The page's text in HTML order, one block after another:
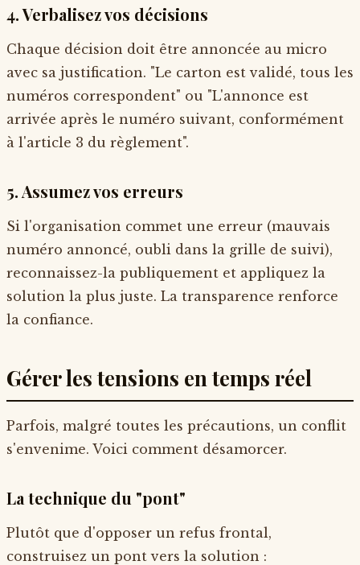
4. Verbalisez vos décisions
Chaque décision doit être annoncée au micro
avec sa justification. "Le carton est validé, tous les
numéros correspondent" ou "L'annonce est
arrivée après le numéro suivant, conformément
à l'article 3 du règlement".
5. Assumez vos erreurs
Si l'organisation commet une erreur (mauvais
numéro annoncé, oubli dans la grille de suivi),
reconnaissez-la publiquement et appliquez la
solution la plus juste. La transparence renforce
la confiance.
Gérer les tensions en temps réel
Parfois, malgré toutes les précautions, un conflit
s'envenime. Voici comment désamorcer.
La technique du "pont"
Plutôt que d'opposer un refus frontal,
construisez un pont vers la solution :